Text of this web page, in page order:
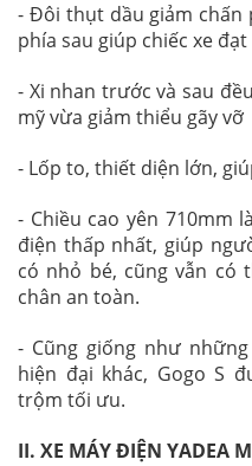
- Đôi thụt dầu giảm chấn
phía sau giúp chiếc xe
- Xi nhan trước và sau
mỹ vừa giảm thiểu gãy vỡ
- Lốp to, thiết diện lớn,
- Chiều cao yên 710mm
điện thấp nhất, giúp
có nhỏ bé, cũng vẫn có
chân an toàn.
- Cũng giống như những
hiện đại khác, Gogo S
trộm tối ưu.
II. XE MÁY ĐIỆN YADEA